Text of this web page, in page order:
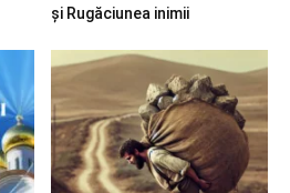
și Rugăciunea inimii